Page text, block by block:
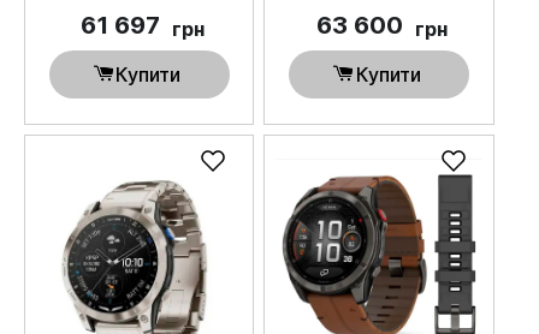
61 697 грн
Купити
63 600 грн
Купити